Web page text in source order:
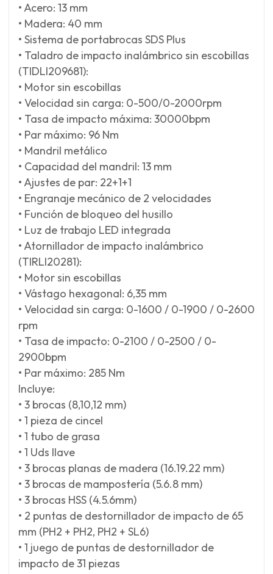
• Acero: 13 mm
• Madera: 40 mm
• Sistema de portabrocas SDS Plus
• Taladro de impacto inalámbrico sin escobillas
(TIDLI209681):
• Motor sin escobillas
• Velocidad sin carga: 0-500/0-2000rpm
• Tasa de impacto máxima: 30000bpm
• Par máximo: 96 Nm
• Mandril metálico
• Capacidad del mandril: 13 mm
• Ajustes de par: 22+1+1
• Engranaje mecánico de 2 velocidades
• Función de bloqueo del husillo
• Luz de trabajo LED integrada
• Atornillador de impacto inalámbrico
(TIRLI20281):
• Motor sin escobillas
• Vástago hexagonal: 6,35 mm
• Velocidad sin carga: 0-1600 / 0-1900 / 0-2600
rpm
• Tasa de impacto: 0-2100 / 0-2500 / 0-
2900bpm
• Par máximo: 285 Nm
Incluye:
• 3 brocas (8,10,12 mm)
• 1 pieza de cincel
• 1 tubo de grasa
• 1 Uds llave
• 3 brocas planas de madera (16.19.22 mm)
• 3 brocas de mampostería (5.6.8 mm)
• 3 brocas HSS (4.5.6mm)
• 2 puntas de destornillador de impacto de 65
mm (PH2 + PH2, PH2 + SL6)
• 1 juego de puntas de destornillador de
impacto de 31 piezas